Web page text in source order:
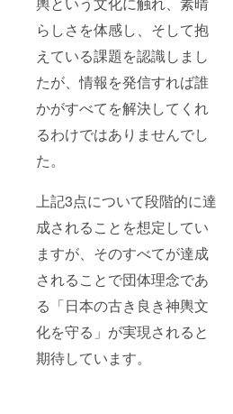
らしさを体感し、そして抱
えている課題を認識しまし
たが、情報を発信すれば誰
かがすべてを解決してくれ
るわけではありませんでし
た。
上記3点について段階的に達
成されることを想定してい
ますが、そのすべてが達成
されることで団体理念であ
る「日本の古き良き神輿文
化を守る」が実現されると
期待しています。